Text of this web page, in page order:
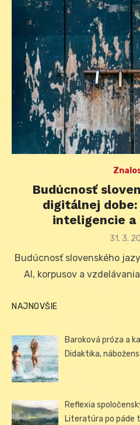
Budúcnosť
digitálnej
inteligencie
Posted
31. 3.
Budúcnosť slovenského
AI, korpusov a
NAJNOVŠIE
Baroková próza a
Didaktika,
Reflexia
Literatúra po